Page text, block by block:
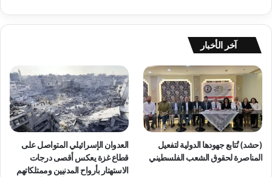
ل
س
ت
م
ف
ي
غ
ز
ة
ا
ع
س
ك
ا
ل
ق
س
ر
آخر الأخبار
(حشد) تُتابع جهودها الدولية لتفعيل
المناصرة لحقوق الشعب الفلسطيني
العدوان الإسرائيلي المتواصل على
قطاع غزة يعكس أقصى درجات
الاستهتار بأرواح المدنيين وممتلكاتهم